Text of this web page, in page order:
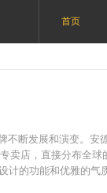
首页
断发展和演变。
卖店，直接分布全
计的功能和优雅的